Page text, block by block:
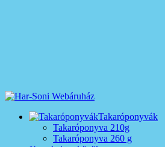
Takaróponyvák
Takaróponyva 210g
Takaróponyva 260 g